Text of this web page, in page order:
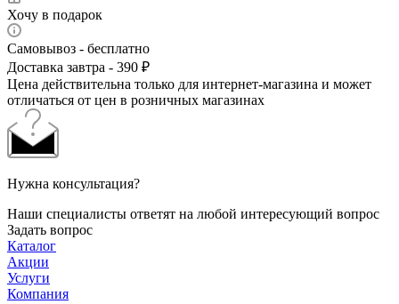
Хочу в подарок
Самовывоз - бесплатно
Доставка завтра - 390 ₽
Цена действительна только для интернет-магазина и может
отличаться от цен в розничных магазинах
Нужна консультация?
Наши специалисты ответят на любой интересующий вопрос
Задать вопрос
Каталог
Акции
Услуги
Компания